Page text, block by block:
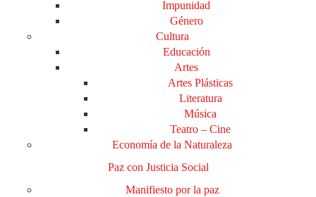
Impunidad
Género
Cultura
Educación
Artes
Artes Plásticas
Literatura
Música
Teatro – Cine
Economía de la Naturaleza
Paz con Justicia Social
Manifiesto por la paz